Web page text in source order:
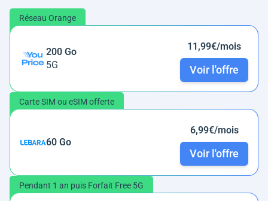
Réseau Orange
200 Go
5G
11,99€/mois
Voir l'offre
Carte SIM ou eSIM offerte
60 Go
6,99€/mois
Voir l'offre
Pendant 1 an puis Forfait Free 5G